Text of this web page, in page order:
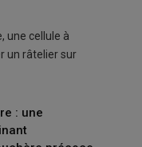
premiers mâles
nouvelles pistes
La totalité
une cellule à
un râtelier sur
: une